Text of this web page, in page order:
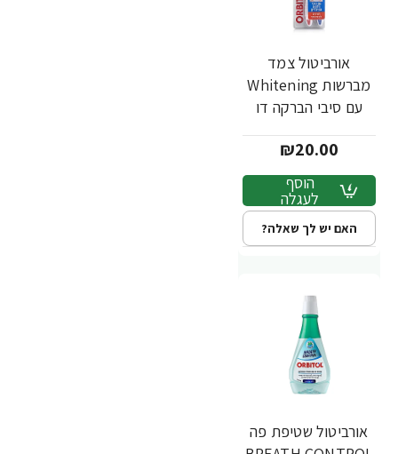
אורביטול צמד
מברשות Whitening
עם סיבי הברקה דו
₪20.00
הוסף
לעגלה
האם יש לך שאלה?
אורביטול שטיפת פה